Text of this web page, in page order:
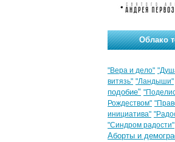
Облако
"Вера и дело"
витязь" "Ландыши"
подобие"
Рождеством"
инициатива"
"Синдром радости"
Аборты и